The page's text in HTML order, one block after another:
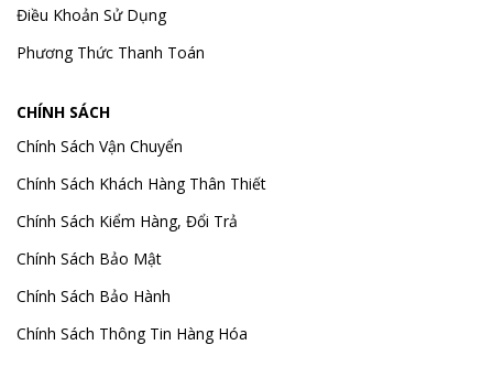
Điều Khoản Sử Dụng
Phương Thức Thanh Toán
CHÍNH SÁCH
Chính Sách Vận Chuyển
Chính Sách Khách Hàng Thân Thiết
Chính Sách Kiểm Hàng, Đổi Trả
Chính Sách Bảo Mật
Chính Sách Bảo Hành
Chính Sách Thông Tin Hàng Hóa